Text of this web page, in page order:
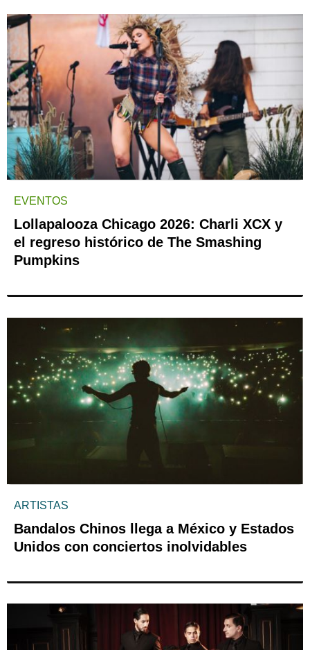
EVENTOS
Lollapalooza Chicago 2026: Charli XCX y
el regreso histórico de The Smashing
Pumpkins
ARTISTAS
Bandalos Chinos llega a México y Estados
Unidos con conciertos inolvidables